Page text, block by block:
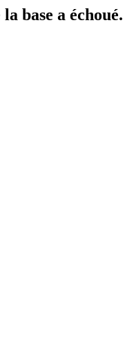
base a échoué.